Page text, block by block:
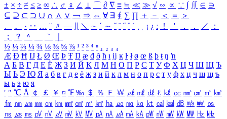
± × ÷ ≠ ≤ ≥ ∞ ∴ ♂ ♀ ∠ ⊥ ⌒ ∂ ∇ ≡ ≒ ≪ ≫ √ ∽ ∝ ∵ ∫ ∬ ∈ ∋
⊆ ⊇ ⊂ ⊃ ∪ ∩ ∧ ∨ ￢ ⇒ ⇔ ∀ ∃ ∮ ∑ ∏ ＋ － ＜ ＝
＞
、
。 · ‥ … ¨ 〃 ― ＼ ∼ ´ ～ ˇ ˘ ˝ ˚ ˙ ¸ ¡ ¿ ː ！ ＇ ， ． ／
：
；
？ ＾ ｀
½ ⅓ ⅔ ¼ ¾ ⅛ ⅜ ⅝ ⅞ ¹ ² ³ ⁴ ⁿ ₁ ₂ ₃ ₄
Æ Ð Ħ Ĳ Ł Ø Œ Þ Ŧ Ŋ æ đ ð ħ ı ĳ ĸ ŀ ł ø œ ß þ ŧ ŋ ŉ
А Б В Г Д Е Ё Ж З И Й К Л М Н О П Р С Т У Ф Х Ц Ч Ш Щ Ъ
Ы Ь Э Ю Я а б в г д е ё ж з и й к л м н о п р с т у ф х ц ч ш щ ъ
ы ь э ю я
′ ″ ℃ Å ￠ ￡ ￥ ¤ ℉ ‰ ＄ ％ Ｆ ￦ ㎕ ㎖ ㎗ ℓ ㎘ ㏄ ㎣ ㎤ ㎥ ㎦
㎙ ㎚ ㎛ ㎜ ㎝ ㎞ ㎟ ㎠ ㎡ ㎢ ㏊ ㎍ ㎎ ㎏ ㏏ ㎈ ㎉ ㏈ ㎧ ㎨ ㎰
㎱ ㎲ ㎳ ㎴ ㎵ ㎶ ㎷ ㎸ ㎹ ㎀ ㎁ ㎂ ㎃ ㎄ ㎺ ㎻ ㎽ ㎾ ㎿ ㎐ ㎑